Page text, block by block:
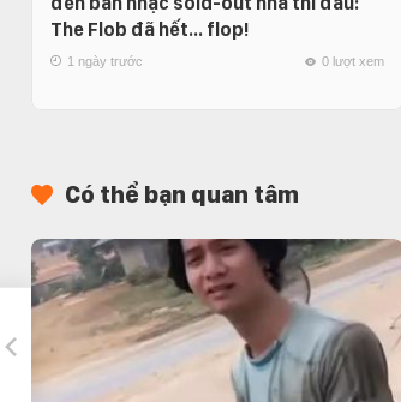
The Flob đã hết… flop!
1 ngày trước 0 lượt xem
Có thể bạn quan tâm